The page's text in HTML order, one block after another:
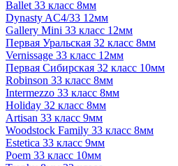
Ballet 33 класс 8мм
Dynasty AC4/33 12мм
Gallery Mini 33 класс 12мм
Первая Уральская 32 класс 8мм
Vernissage 33 класс 12мм
Первая Сибирская 32 класс 10мм
Robinson 33 класс 8мм
Intermezzo 33 класс 8мм
Holiday 32 класс 8мм
Artisan 33 класс 9мм
Woodstock Family 33 класс 8мм
Estetica 33 класс 9мм
Poem 33 класс 10мм